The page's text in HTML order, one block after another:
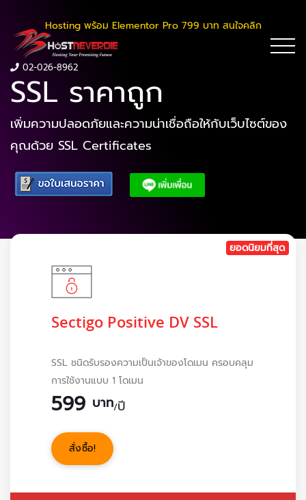
Hosting พร้อม Elementor Pro 799 บาท สนใจคลิก
02-026-8962
SSL ราคาถูก
เพิ่มความปลอดภัยและความน่าเชื่อถือให้กับเว็บไซต์ของ
คุณด้วย SSL Certificates
ยอดนิยมที่สุด
Sectigo Positive DV SSL
SSL ชนิดรับรองความเป็นเจ้าของโดเมน ครอบคลุม
การใช้งานแบบ 1 โดเมน
599 บาท/ปี
สั่งซื้อ!